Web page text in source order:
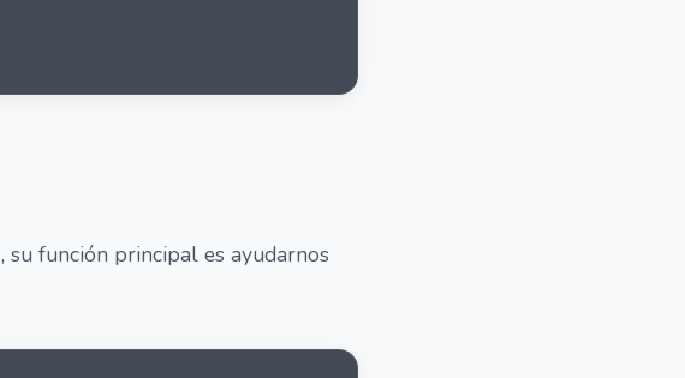
, su función principal es ayudarnos